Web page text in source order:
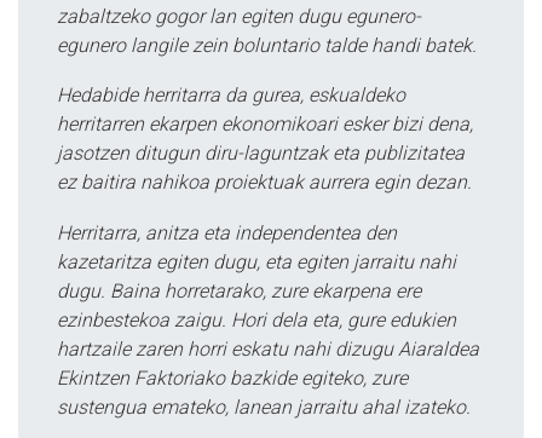
zabaltzeko gogor lan egiten dugu egunero-
egunero langile zein boluntario talde handi batek.
Hedabide herritarra da gurea, eskualdeko
herritarren ekarpen ekonomikoari esker bizi dena,
jasotzen ditugun diru-laguntzak eta publizitatea
ez baitira nahikoa proiektuak aurrera egin dezan.
Herritarra, anitza eta independentea den
kazetaritza egiten dugu, eta egiten jarraitu nahi
dugu. Baina horretarako, zure ekarpena ere
ezinbestekoa zaigu. Hori dela eta, gure edukien
hartzaile zaren horri eskatu nahi dizugu Aiaraldea
Ekintzen Faktoriako bazkide egiteko, zure
sustengua emateko, lanean jarraitu ahal izateko.